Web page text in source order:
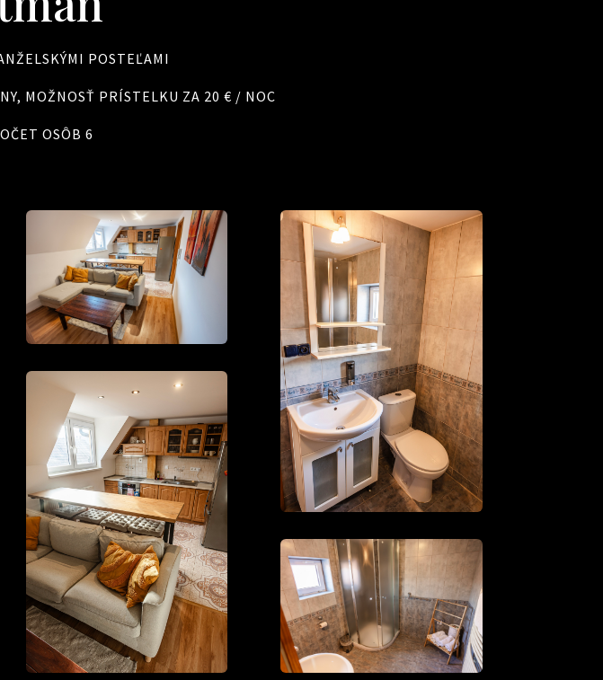
POSTEĽAMI
MOŽNOSŤ PRÍSTELKU ZA 20 € / NOC
OSÔB 6